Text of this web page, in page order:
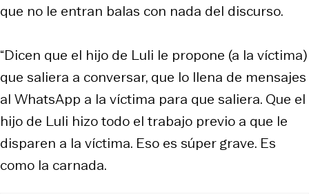
que no le entran balas con nada del discurso.
“Dicen que el hijo de Luli le propone (a la víctima)
que saliera a conversar, que lo llena de mensajes
al WhatsApp a la víctima para que saliera. Que el
hijo de Luli hizo todo el trabajo previo a que le
disparen a la víctima. Eso es súper grave. Es
como la carnada.